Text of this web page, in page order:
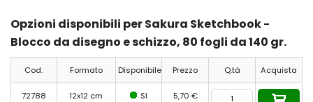
Opzioni disponibili per Sakura Sketchbook -
Blocco da disegno e schizzo, 80 fogli da 140 gr.
Cod. Formato Disponibile Prezzo Q.tà Acquista
72788 12x12 cm SI 5,70 €